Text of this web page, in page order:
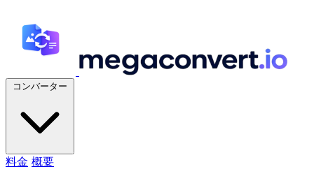
コンバーター
料金 概要